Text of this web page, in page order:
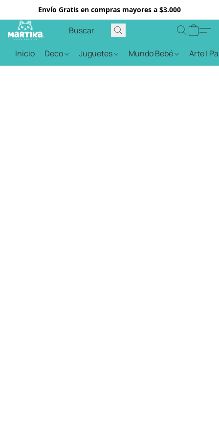
Envío Gratis en compras mayores a $3.000
Inicio Deco Juguetes Mundo Bebé Arte |